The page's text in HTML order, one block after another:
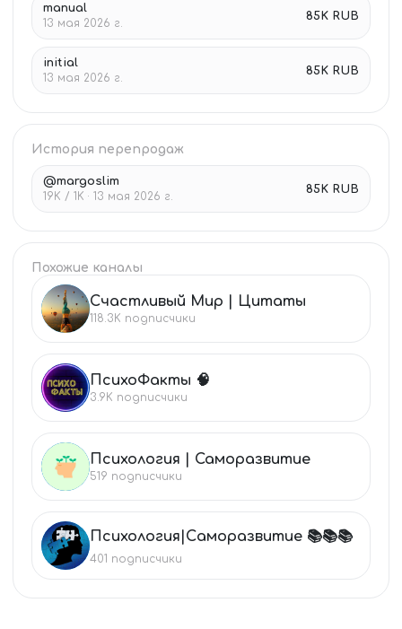
manual
13 мая 2026 г.
85K RUB
initial
13 мая 2026 г.
85K RUB
История перепродаж
@margoslim
19K / 1K · 13 мая 2026 г.
85K RUB
Похожие каналы
СЧ Счастливый Мир | Цитаты
118.3K подписчики
ПС ПсихоФакты 🧠
3.9K подписчики
ПС Психология | Саморазвитие
519 подписчики
ПС Психология|Cаморазвитие 📚📚📚
401 подписчики